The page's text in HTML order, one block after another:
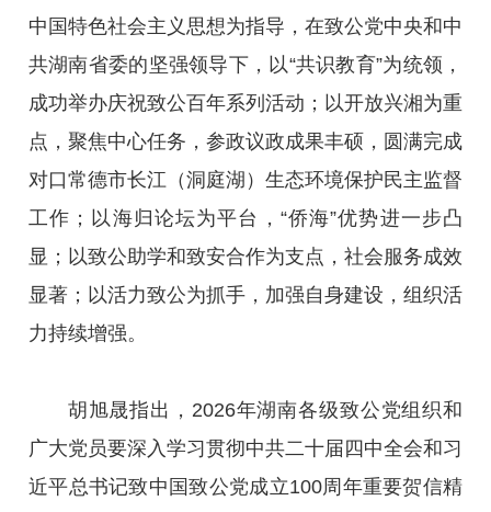
中国特色社会主义思想为指导，在致公党中央和中
共湖南省委的坚强领导下，以“共识教育”为统领，
成功举办庆祝致公百年系列活动；以开放兴湘为重
点，聚焦中心任务，参政议政成果丰硕，圆满完成
对口常德市长江（洞庭湖）生态环境保护民主监督
工作；以海归论坛为平台，“侨海”优势进一步凸
显；以致公助学和致安合作为支点，社会服务成效
显著；以活力致公为抓手，加强自身建设，组织活
力持续增强。
胡旭晟指出，2026年湖南各级致公党组织和
广大党员要深入学习贯彻中共二十届四中全会和习
近平总书记致中国致公党成立100周年重要贺信精